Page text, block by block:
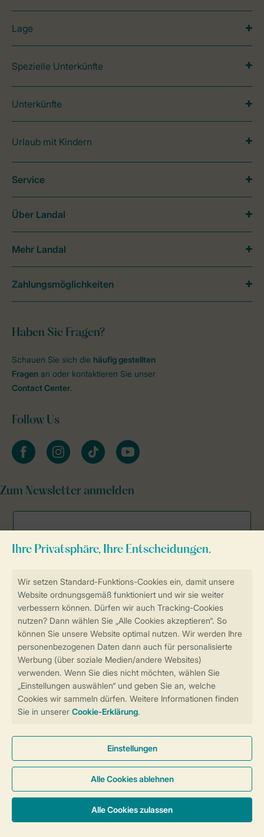
Sicherstellung Deiner Privatsphäre
Weitere Informationen und Einstellungen
Sicher und schnell zur Online-Buchung
Sichere Datenübertragung
Sicheres Bezahlen
Lage
Spezielle Unterkünfte
Unterkünfte
Urlaub mit Kindern
Haben Sie Fragen?
Schauen Sie sich die häufig gestellten
Fragen an oder kontaktieren Sie unser
Contact Center.
Follow Us
facebookinstagramtiktok youtube
Zum Newsletter anmelden
Service
Über Landal
Mehr Landal
Zahlungsmöglichkeiten
Allgemeine Bedingungen Impressum
Cookies und Banner
Barrierefreiheit